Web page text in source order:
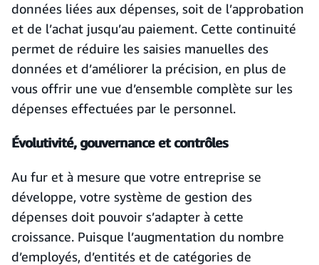
données liées aux dépenses, soit de l’approbation
et de l’achat jusqu’au paiement. Cette continuité
permet de réduire les saisies manuelles des
données et d’améliorer la précision, en plus de
vous offrir une vue d’ensemble complète sur les
dépenses effectuées par le personnel.
Évolutivité, gouvernance et contrôles
Au fur et à mesure que votre entreprise se
développe, votre système de gestion des
dépenses doit pouvoir s’adapter à cette
croissance. Puisque l’augmentation du nombre
d’employés, d’entités et de catégories de